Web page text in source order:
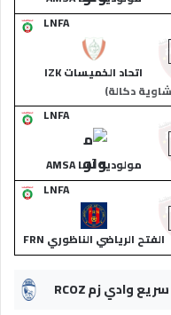
LNFA
اتحاد الخميسات IZK
دكالة)
LNFA
مولودية آسا AMSA
LNFA
الفتح الرياضي الناظوري FRN
سريع وادي زم RCOZ